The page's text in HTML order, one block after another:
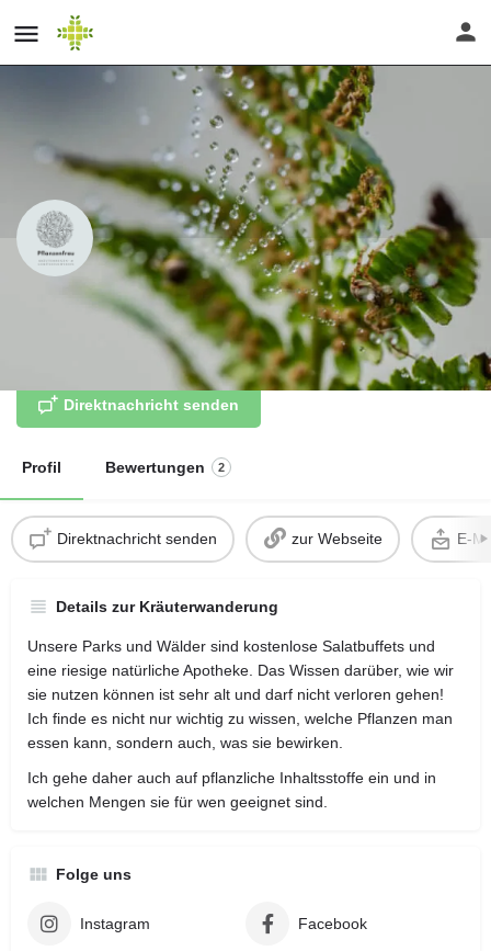
Pflanzenfrau
Direktnachricht senden
Profil Bewertungen 2
Direktnachricht senden zur Webseite E-
Details zur Kräuterwanderung
Unsere Parks und Wälder sind kostenlose Salatbuffets und
eine riesige natürliche Apotheke. Das Wissen darüber, wie wir
sie nutzen können ist sehr alt und darf nicht verloren gehen!
Ich finde es nicht nur wichtig zu wissen, welche Pflanzen man
essen kann, sondern auch, was sie bewirken.
Ich gehe daher auch auf pflanzliche Inhaltsstoffe ein und in
welchen Mengen sie für wen geeignet sind.
Folge uns
Instagram Facebook